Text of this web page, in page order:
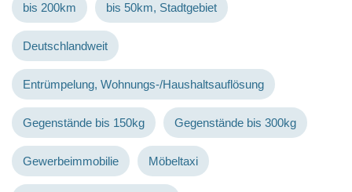
bis 200km bis 50km, Stadtgebiet
Deutschlandweit
Entrümpelung, Wohnungs-/Haushaltsauflösung
Gegenstände bis 150kg Gegenstände bis 300kg
Gewerbeimmobilie Möbeltaxi